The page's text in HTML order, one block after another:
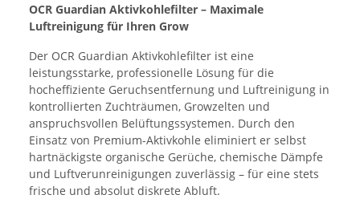
OCR Guardian Aktivkohlefilter – Maximale
Luftreinigung für Ihren Grow
Der OCR Guardian Aktivkohlefilter ist eine
leistungsstarke, professionelle Lösung für die
hocheffiziente Geruchsentfernung und Luftreinigung in
kontrollierten Zuchträumen, Growzelten und
anspruchsvollen Belüftungssystemen. Durch den
Einsatz von Premium-Aktivkohle eliminiert er selbst
hartnäckigste organische Gerüche, chemische Dämpfe
und Luftverunreinigungen zuverlässig – für eine stets
frische und absolut diskrete Abluft.